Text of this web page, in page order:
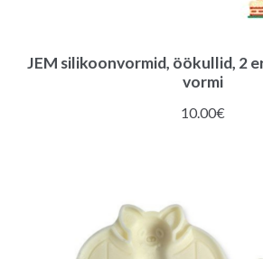
JEM silikoonvormid, öökullid, 2
vormi
10.00€